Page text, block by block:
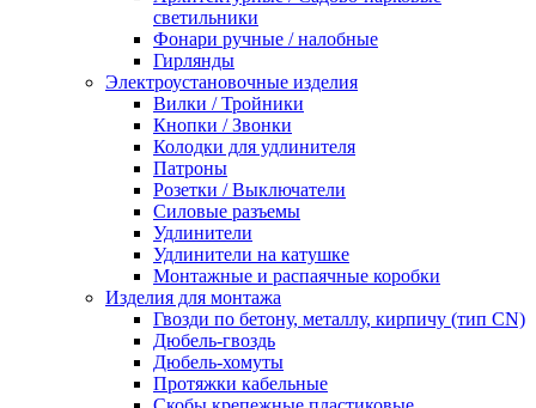
светильники
Фонари ручные / налобные
Гирлянды
Электроустановочные изделия
Вилки / Тройники
Кнопки / Звонки
Колодки для удлинителя
Патроны
Розетки / Выключатели
Силовые разъемы
Удлинители
Удлинители на катушке
Монтажные и распаячные коробки
Изделия для монтажа
Гвозди по бетону, металлу, кирпичу (тип CN)
Дюбель-гвоздь
Дюбель-хомуты
Протяжки кабельные